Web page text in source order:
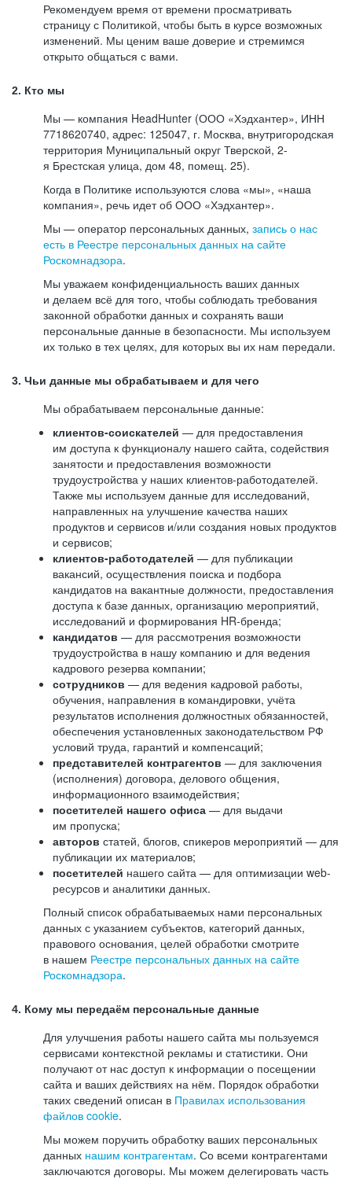
Рекомендуем время от времени просматривать
страницу с Политикой, чтобы быть в курсе возможных
изменений. Мы ценим ваше доверие и стремимся
открыто общаться с вами.
2. Кто мы
Мы — компания HeadHunter (ООО «Хэдхантер», ИНН
7718620740, адрес: 125047, г. Москва, внутригородская
территория Муниципальный округ Тверской, 2-
я Брестская улица, дом 48, помещ. 25).
Когда в Политике используются слова «мы», «наша
компания», речь идет об ООО «Хэдхантер».
Мы — оператор персональных данных, запись о нас
есть в Реестре персональных данных на сайте
Роскомнадзора.
Мы уважаем конфиденциальность ваших данных
и делаем всё для того, чтобы соблюдать требования
законной обработки данных и сохранять ваши
персональные данные в безопасности. Мы используем
их только в тех целях, для которых вы их нам передали.
3. Чьи данные мы обрабатываем и для чего
Мы обрабатываем персональные данные:
клиентов-соискателей — для предоставления
им доступа к функционалу нашего сайта, содействия
занятости и предоставления возможности
трудоустройства у наших клиентов-работодателей.
Также мы используем данные для исследований,
направленных на улучшение качества наших
продуктов и сервисов и/или создания новых продуктов
и сервисов;
клиентов-работодателей — для публикации
вакансий, осуществления поиска и подбора
кандидатов на вакантные должности, предоставления
доступа к базе данных, организацию мероприятий,
исследований и формирования HR-бренда;
кандидатов — для рассмотрения возможности
трудоустройства в нашу компанию и для ведения
кадрового резерва компании;
сотрудников — для ведения кадровой работы,
обучения, направления в командировки, учёта
результатов исполнения должностных обязанностей,
обеспечения установленных законодательством РФ
условий труда, гарантий и компенсаций;
представителей контрагентов — для заключения
(исполнения) договора, делового общения,
информационного взаимодействия;
посетителей нашего офиса — для выдачи
им пропуска;
авторов статей, блогов, спикеров мероприятий — для
публикации их материалов;
посетителей нашего сайта — для оптимизации web-
ресурсов и аналитики данных.
Полный список обрабатываемых нами персональных
данных с указанием субъектов, категорий данных,
правового основания, целей обработки смотрите
в нашем Реестре персональных данных на сайте
Роскомнадзора.
4. Кому мы передаём персональные данные
Для улучшения работы нашего сайта мы пользуемся
сервисами контекстной рекламы и статистики. Они
получают от нас доступ к информации о посещении
сайта и ваших действиях на нём. Порядок обработки
таких сведений описан в Правилах использования
файлов cookie.
Мы можем поручить обработку ваших персональных
данных нашим контрагентам. Со всеми контрагентами
заключаются договоры. Мы можем делегировать часть